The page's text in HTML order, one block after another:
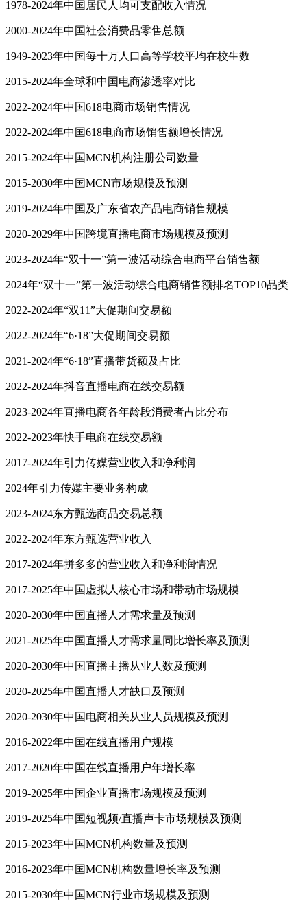
1978-2024年中国居民人均可支配收入情况
2000-2024年中国社会消费品零售总额
1949-2023年中国每十万人口高等学校平均在校生数
2015-2024年全球和中国电商渗透率对比
2022-2024年中国618电商市场销售情况
2022-2024年中国618电商市场销售额增长情况
2015-2024年中国MCN机构注册公司数量
2015-2030年中国MCN市场规模及预测
2019-2024年中国及广东省农产品电商销售规模
2020-2029年中国跨境直播电商市场规模及预测
2023-2024年“双十一”第一波活动综合电商平台销售额
2024年“双十一”第一波活动综合电商销售额排名TOP10品类
2022-2024年“双11”大促期间交易额
2022-2024年“6·18”大促期间交易额
2021-2024年“6·18”直播带货额及占比
2022-2024年抖音直播电商在线交易额
2023-2024年直播电商各年龄段消费者占比分布
2022-2023年快手电商在线交易额
2017-2024年引力传媒营业收入和净利润
2024年引力传媒主要业务构成
2023-2024东方甄选商品交易总额
2022-2024年东方甄选营业收入
2017-2024年拼多多的营业收入和净利润情况
2017-2025年中国虚拟人核心市场和带动市场规模
2020-2030年中国直播人才需求量及预测
2021-2025年中国直播人才需求量同比增长率及预测
2020-2030年中国直播主播从业人数及预测
2020-2025年中国直播人才缺口及预测
2020-2030年中国电商相关从业人员规模及预测
2016-2022年中国在线直播用户规模
2017-2020年中国在线直播用户年增长率
2019-2025年中国企业直播市场规模及预测
2019-2025年中国短视频/直播声卡市场规模及预测
2015-2023年中国MCN机构数量及预测
2016-2023年中国MCN机构数量增长率及预测
2015-2030年中国MCN行业市场规模及预测